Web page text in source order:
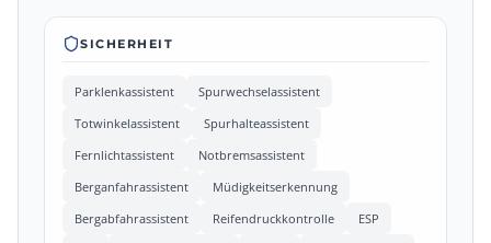
SICHERHEIT
Parklenkassistent
Spurwechselassistent
Totwinkelassistent
Spurhalteassistent
Fernlichtassistent
Notbremsassistent
Berganfahrassistent
Müdigkeitserkennung
Bergabfahrassistent
Reifendruckkontrolle
ESP